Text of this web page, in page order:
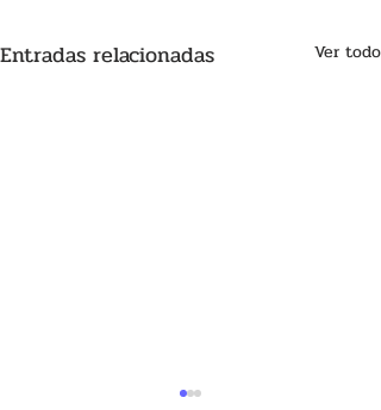
Entradas relacionadas Ver todo